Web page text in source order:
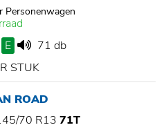
Personenwagen
E
71 db
STUK
ROAD
70 R13 71T